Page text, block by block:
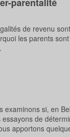
de revenu
les parents
si, en
de
apportons